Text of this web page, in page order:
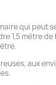
qui peut
1,5 mètre de
aux